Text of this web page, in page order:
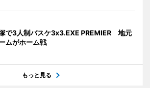
で3人制バスケ3x3.EXE PREMIER 地元
ムがホーム戦
もっと見る